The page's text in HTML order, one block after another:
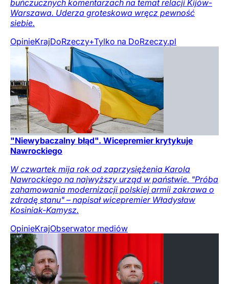
buńczucznych komentarzach na temat relacji Kijów-
Warszawa. Uderza groteskowa wręcz pewność
siebie.
OpinieKrajDoRzeczy+Tylko na DoRzeczy.pl
"Niewybaczalny błąd". Wicepremier krytykuje
Nawrockiego
W czwartek mija rok od zaprzysiężenia Karola
Nawrockiego na najwyższy urząd w państwie. "Próba
zahamowania modernizacji polskiej armii zakrawa o
zdradę stanu" – napisał wicepremier Władysław
Kosiniak-Kamysz.
OpinieKrajObserwator mediów